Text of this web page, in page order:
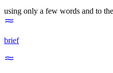
using only a few words and to
brief